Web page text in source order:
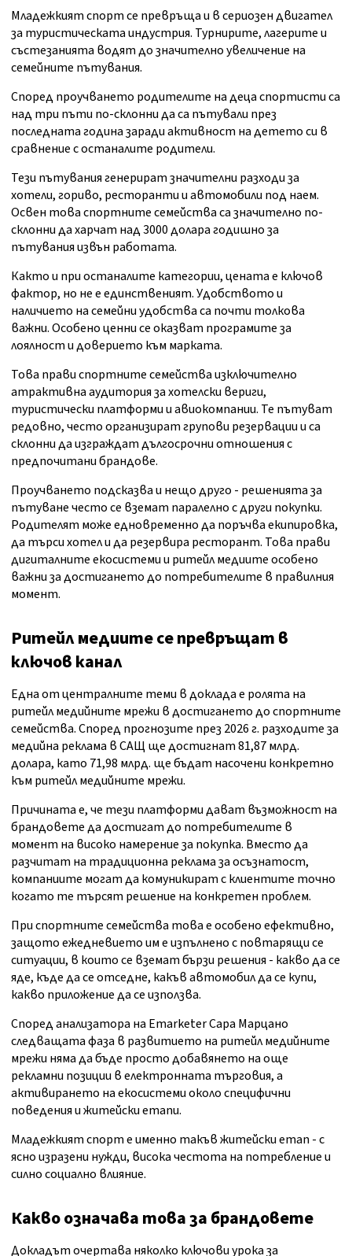
Младежкият спорт се превръща и в сериозен двигател
за туристическата индустрия. Турнирите, лагерите и
състезанията водят до значително увеличение на
семейните пътувания.
Според проучването родителите на деца спортисти са
над три пъти по-склонни да са пътували през
последната година заради активност на детето си в
сравнение с останалите родители.
Тези пътувания генерират значителни разходи за
хотели, гориво, ресторанти и автомобили под наем.
Освен това спортните семейства са значително по-
склонни да харчат над 3000 долара годишно за
пътувания извън работата.
Както и при останалите категории, цената е ключов
фактор, но не е единственият. Удобството и
наличието на семейни удобства са почти толкова
важни. Особено ценни се оказват програмите за
лоялност и доверието към марката.
Това прави спортните семейства изключително
атрактивна аудитория за хотелски вериги,
туристически платформи и авиокомпании. Те пътуват
редовно, често организират групови резервации и са
склонни да изграждат дългосрочни отношения с
предпочитани брандове.
Проучването подсказва и нещо друго - решенията за
пътуване често се вземат паралелно с други покупки.
Родителят може едновременно да поръчва екипировка,
да търси хотел и да резервира ресторант. Това прави
дигиталните екосистеми и ритейл медиите особено
важни за достигането до потребителите в правилния
момент.
Ритейл медиите се превръщат в
ключов канал
Една от централните теми в доклада е ролята на
ритейл медийните мрежи в достигането до спортните
семейства. Според прогнозите през 2026 г. разходите за
медийна реклама в САЩ ще достигнат 81,87 млрд.
долара, като 71,98 млрд. ще бъдат насочени конкретно
към ритейл медийните мрежи.
Причината е, че тези платформи дават възможност на
брандовете да достигат до потребителите в
момент на високо намерение за покупка. Вместо да
разчитат на традиционна реклама за осъзнатост,
компаниите могат да комуникират с клиентите точно
когато те търсят решение на конкретен проблем.
При спортните семейства това е особено ефективно,
защото ежедневието им е изпълнено с повтарящи се
ситуации, в които се вземат бързи решения - какво да се
яде, къде да се отседне, какъв автомобил да се купи,
какво приложение да се използва.
Според анализатора на Emarketer Сара Марцано
следващата фаза в развитието на ритейл медийните
мрежи няма да бъде просто добавянето на още
рекламни позиции в електронната търговия, а
активирането на екосистеми около специфични
поведения и житейски етапи.
Младежкият спорт е именно такъв житейски етап - с
ясно изразени нужди, висока честота на потребление и
силно социално влияние.
Какво означава това за брандовете
Докладът очертава няколко ключови урока за